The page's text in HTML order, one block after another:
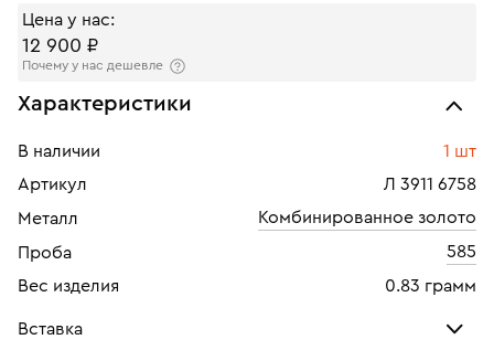
Цена у нас:
12 900 ₽
Почему у нас дешевле
Характеристики
В наличии
1 шт
Артикул
Л 3911 6758
Металл
Комбинированное золото
Проба
585
Вес изделия
0.83 грамм
Вставка